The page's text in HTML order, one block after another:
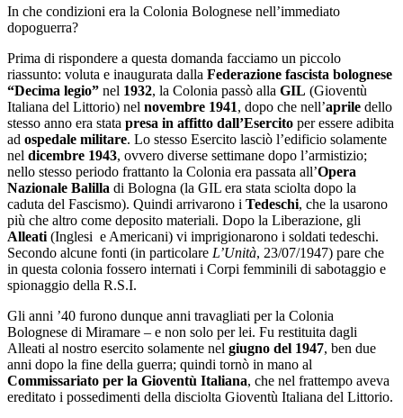
In che condizioni era la Colonia Bolognese nell’immediato
dopoguerra?
Prima di rispondere a questa domanda facciamo un piccolo
riassunto: voluta e inaugurata dalla Federazione fascista bolognese
“Decima legio” nel 1932, la Colonia passò alla GIL (Gioventù
Italiana del Littorio) nel novembre 1941, dopo che nell’aprile dello
stesso anno era stata presa in affitto dall’Esercito per essere adibita
ad ospedale militare. Lo stesso Esercito lasciò l’edificio solamente
nel dicembre 1943, ovvero diverse settimane dopo l’armistizio;
nello stesso periodo frattanto la Colonia era passata all’Opera
Nazionale Balilla di Bologna (la GIL era stata sciolta dopo la
caduta del Fascismo). Quindi arrivarono i Tedeschi, che la usarono
più che altro come deposito materiali. Dopo la Liberazione, gli
Alleati (Inglesi e Americani) vi imprigionarono i soldati tedeschi.
Secondo alcune fonti (in particolare L’Unità, 23/07/1947) pare che
in questa colonia fossero internati i Corpi femminili di sabotaggio e
spionaggio della R.S.I.
Gli anni ’40 furono dunque anni travagliati per la Colonia
Bolognese di Miramare – e non solo per lei. Fu restituita dagli
Alleati al nostro esercito solamente nel giugno del 1947, ben due
anni dopo la fine della guerra; quindi tornò in mano al
Commissariato per la Gioventù Italiana, che nel frattempo aveva
ereditato i possedimenti della disciolta Gioventù Italiana del Littorio.